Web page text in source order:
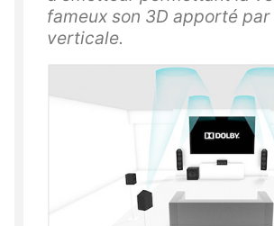
fameux son 3D apporté par
verticale.